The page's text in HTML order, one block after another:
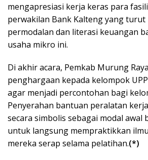
mengapresiasi kerja keras para
perwakilan Bank Kalteng yang turut
permodalan dan literasi keuangan
usaha mikro ini.
Di akhir acara, Pemkab Murung
penghargaan kepada kelompok
agar menjadi percontohan bagi
Penyerahan bantuan peralatan
secara simbolis sebagai modal awal
untuk langsung mempraktikkan
mereka serap selama pelatihan.(*)